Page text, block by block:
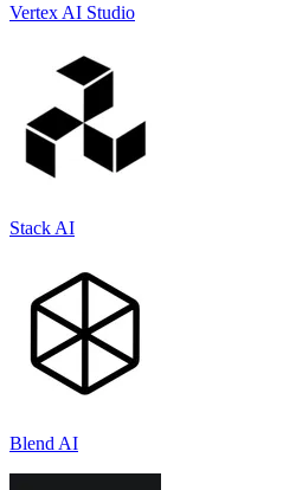
Vertex AI Studio
Stack AI
Blend AI